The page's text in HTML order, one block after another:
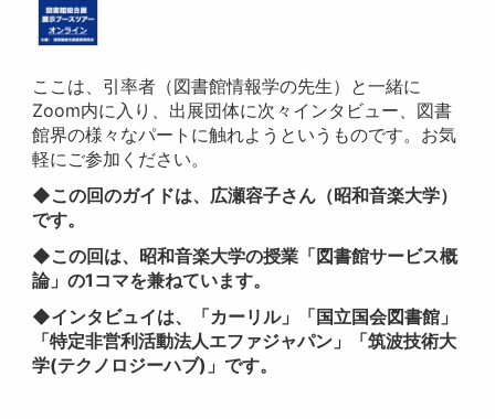
ここは、引率者（図書館情報学の先生）と一緒に
Zoom内に入り、出展団体に次々インタビュー、図書
館界の様々なパートに触れようというものです。お気
軽にご参加ください。
◆この回のガイドは、広瀬容子さん（昭和音楽大学）
です。
◆この回は、昭和音楽大学の授業「図書館サービス概
論」の1コマを兼ねています。
◆インタビュイは、「カーリル」「国立国会図書館」
「特定非営利活動法人エファジャパン」「筑波技術大
学(テクノロジーハブ)」です。